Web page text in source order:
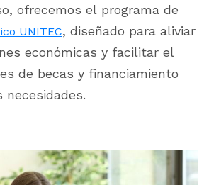
ofrecemos el programa de
UNITEC, diseñado para aliviar
económicas y facilitar el
de becas y financiamiento